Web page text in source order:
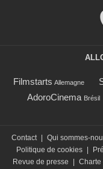
Filmstarts Allemagne
AdoroCinema Brésil
Contact | Qui sommes-
Politique de cookies |
Revue de presse
| Charte